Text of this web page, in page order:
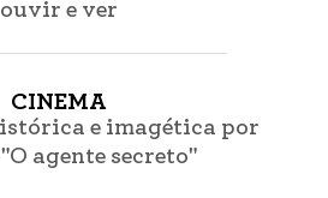
ouvir e ver
CINEMA
e imagética por
agente secreto"